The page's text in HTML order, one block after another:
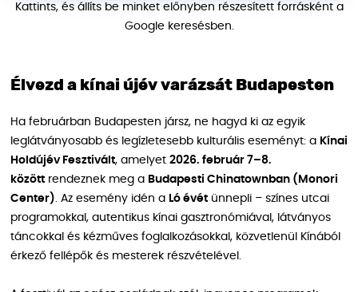
Kattints, és állíts be minket előnyben részesített forrásként a
Google keresésben.
Élvezd a kínai újév varázsát Budapesten
Ha februárban Budapesten jársz, ne hagyd ki az egyik
leglátványosabb és legízletesebb kulturális eseményt: a Kínai
Holdújév Fesztivált, amelyet 2026. február 7–8.
között rendeznek meg a Budapesti Chinatownban (Monori
Center). Az esemény idén a Ló évét ünnepli – színes utcai
programokkal, autentikus kínai gasztronómiával, látványos
táncokkal és kézműves foglalkozásokkal, közvetlenül Kínából
érkező fellépők és mesterek részvételével.